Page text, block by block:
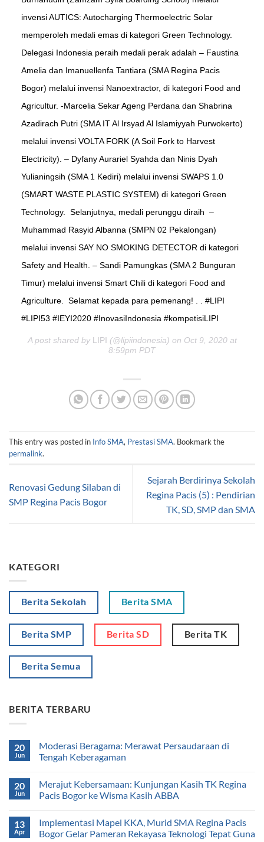
invensi AUTICS: Autocharging Thermoelectric Solar
memperoleh medali emas di kategori Green Technology.⁣⁣ ⁣⁣
Delegasi Indonesia peraih medali perak adalah⁣⁣ – Faustina
Amelia dan Imanuellenfa Tantiara (SMA Regina⁣⁣ Pacis
Bogor) melalui invensi Nanoextractor, di kategori Food and
Agricultur⁣⁣. -Marcelia Sekar Ageng Perdana dan Shabrina
Azadirach Putri (SMA IT Al Irsyad Al Islamiyyah Purwokerto)
melalui invensi VOLTA FORK (A Soil⁣⁣ Fork to Harvest
Electricity)⁣⁣. – Dyfany Aurariel Syahda dan Ninis Dyah
Yulianingsih (SMA 1 Kediri) melalui⁣⁣ invensi SWAPS 1.0
(SMART WASTE PLASTIC SYSTEM) di kategori Green
Technology.⁣⁣ ⁣⁣ Selanjutnya, medali perunggu diraih ⁣⁣ –
Muhammad Rasyid Albanna (SMPN 02 Pekalongan)
melalui invensi SAY NO SMOKING DETECTOR di kategori
Safety and Health. – Sandi Pamungkas (SMA 2 Bunguran
Timur) melalui invensi Smart Chili di kategori Food and
Agriculture.⁣⁣ ⁣⁣ Selamat kepada para pemenang!⁣⁣ .⁣⁣ .⁣⁣ #LIPI
#LIPI53 #IEYI2020 #InovasiIndonesia #kompetisiLIPI
A post shared by LIPI (@lipiindonesia) on Oct 9, 2020 at
8:59pm PDT
This entry was posted in Info SMA, Prestasi SMA. Bookmark the
permalink.
Renovasi Gedung Silaban di
SMP Regina Pacis Bogor
Sejarah Berdirinya Sekolah
Regina Pacis (5) : Pendirian
TK, SD, SMP dan SMA
KATEGORI
Berita Sekolah Berita SMA
Berita SMP Berita SD Berita TK
Berita Semua
BERITA TERBARU
20
Jun
Moderasi Beragama: Merawat Persaudaraan di
Tengah Keberagaman
20
Jun
Merajut Kebersamaan: Kunjungan Kasih TK Regina
Pacis Bogor ke Wisma Kasih ABBA
13
Apr
Implementasi Mapel KKA, Murid SMA Regina Pacis
Bogor Gelar Pameran Rekayasa Teknologi Tepat Guna